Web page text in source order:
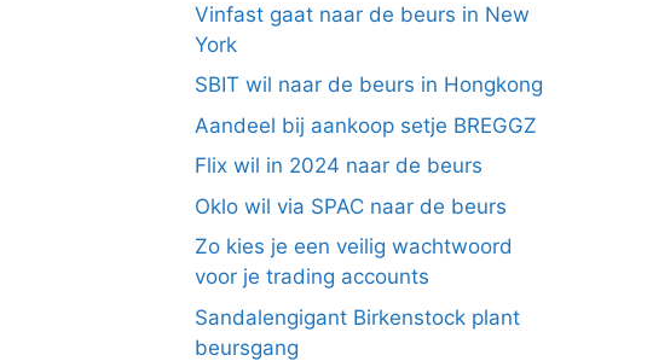
Vinfast gaat naar de beurs in New
York
SBIT wil naar de beurs in Hongkong
Aandeel bij aankoop setje BREGGZ
Flix wil in 2024 naar de beurs
Oklo wil via SPAC naar de beurs
Zo kies je een veilig wachtwoord
voor je trading accounts
Sandalengigant Birkenstock plant
beursgang